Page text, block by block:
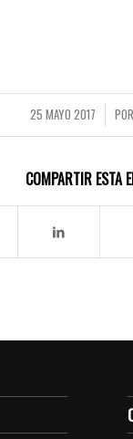
25 MAYO 2017
/
COMPARTIR ESTA